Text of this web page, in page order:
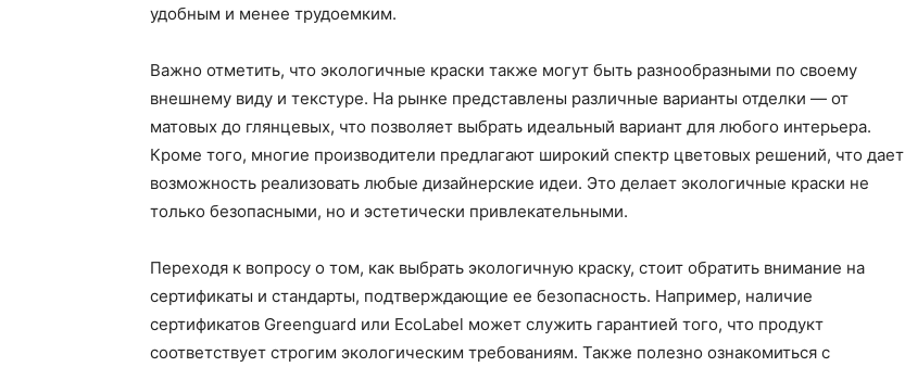
удобным и менее трудоемким.
Важно отметить, что экологичные краски также могут быть разнообразными по своему
внешнему виду и текстуре. На рынке представлены различные варианты отделки — от
матовых до глянцевых, что позволяет выбрать идеальный вариант для любого интерьера.
Кроме того, многие производители предлагают широкий спектр цветовых решений, что дает
возможность реализовать любые дизайнерские идеи. Это делает экологичные краски не
только безопасными, но и эстетически привлекательными.
Переходя к вопросу о том, как выбрать экологичную краску, стоит обратить внимание на
сертификаты и стандарты, подтверждающие ее безопасность. Например, наличие
сертификатов Greenguard или EcoLabel может служить гарантией того, что продукт
соответствует строгим экологическим требованиям. Также полезно ознакомиться с